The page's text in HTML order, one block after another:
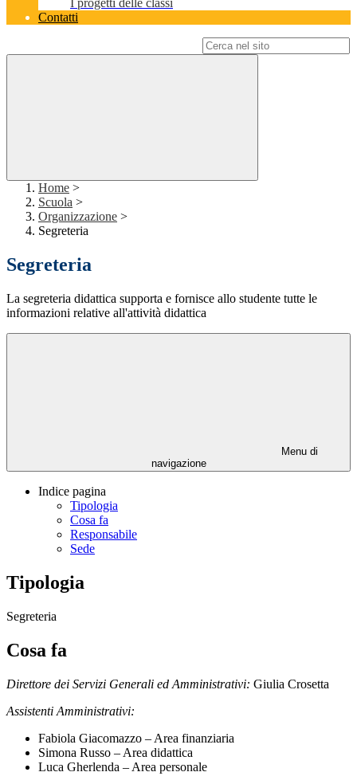
I progetti delle classi
Contatti
Home >
Scuola >
Organizzazione >
Segreteria
Segreteria
La segreteria didattica supporta e fornisce allo studente tutte le
informazioni relative all'attività didattica
Menu di
navigazione
Indice pagina
Tipologia
Cosa fa
Responsabile
Sede
Tipologia
Segreteria
Cosa fa
Direttore dei Servizi Generali ed Amministrativi: Giulia Crosetta
Assistenti Amministrativi:
Fabiola Giacomazzo – Area finanziaria
Simona Russo – Area didattica
Luca Gherlenda – Area personale